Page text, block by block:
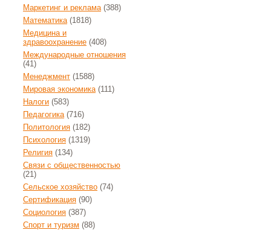
Маркетинг и реклама(388)
Математика(1818)
Медицина и
здравоохранение (408)
Международные отношения
(41)
Менеджмент (1588)
Мировая экономика(111)
Налоги (583)
Педагогика(716)
Политология (182)
Психология (1319)
Религия (134)
Связи с общественностью
(21)
Сельское хозяйство (74)
Сертификация (90)
Социология (387)
Спорт и туризм (88)